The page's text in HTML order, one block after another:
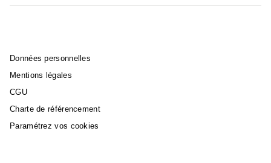
Données personnelles
Mentions légales
CGU
Charte de référencement
Paramétrez vos cookies